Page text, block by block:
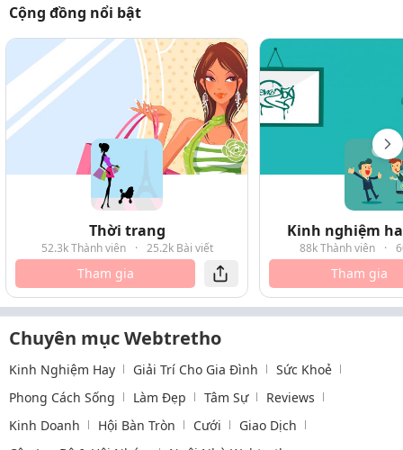
Cộng đồng nổi bật
Thời trang
52.3k Thành viên · 25.2k Bài viết
Tham gia
Kinh nghiệm
88k Thành viên ·
Tham gia
Chuyên mục Webtretho
Kinh Nghiệm Hay Giải Trí Cho Gia Đình
Sức Khoẻ
Phong Cách Sống
Làm Đẹp Tâm Sự
Reviews
Kinh Doanh
Hội Bàn Tròn Cưới
Giao Dịch